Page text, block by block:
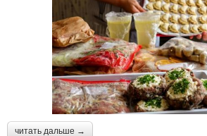
читать дальше →